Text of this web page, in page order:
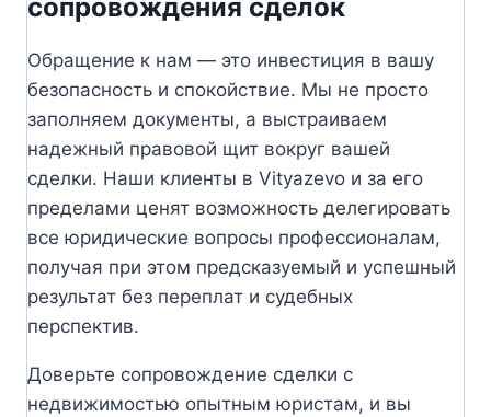
сопровождения сделок
Обращение к нам — это инвестиция в вашу
безопасность и спокойствие. Мы не просто
заполняем документы, а выстраиваем
надежный правовой щит вокруг вашей
сделки. Наши клиенты в Vityazevo и за его
пределами ценят возможность делегировать
все юридические вопросы профессионалам,
получая при этом предсказуемый и успешный
результат без переплат и судебных
перспектив.
Доверьте сопровождение сделки с
недвижимостью опытным юристам, и вы